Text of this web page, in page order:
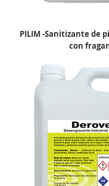
PILIM -Sanitizante de
con